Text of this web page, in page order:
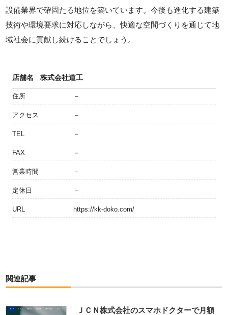
設備業界で確固たる地位を築いています。今後も進化する建築
技術や環境要求に対応しながら、快適な空間づくりを通じて地
域社会に貢献し続けることでしょう。
店舗名 株式会社道工
住所 －
アクセス －
TEL －
FAX －
営業時間 －
定休日 －
URL https://kk-doko.com/
関連記事
ＪＣＮ株式会社のスマホドクターで月額